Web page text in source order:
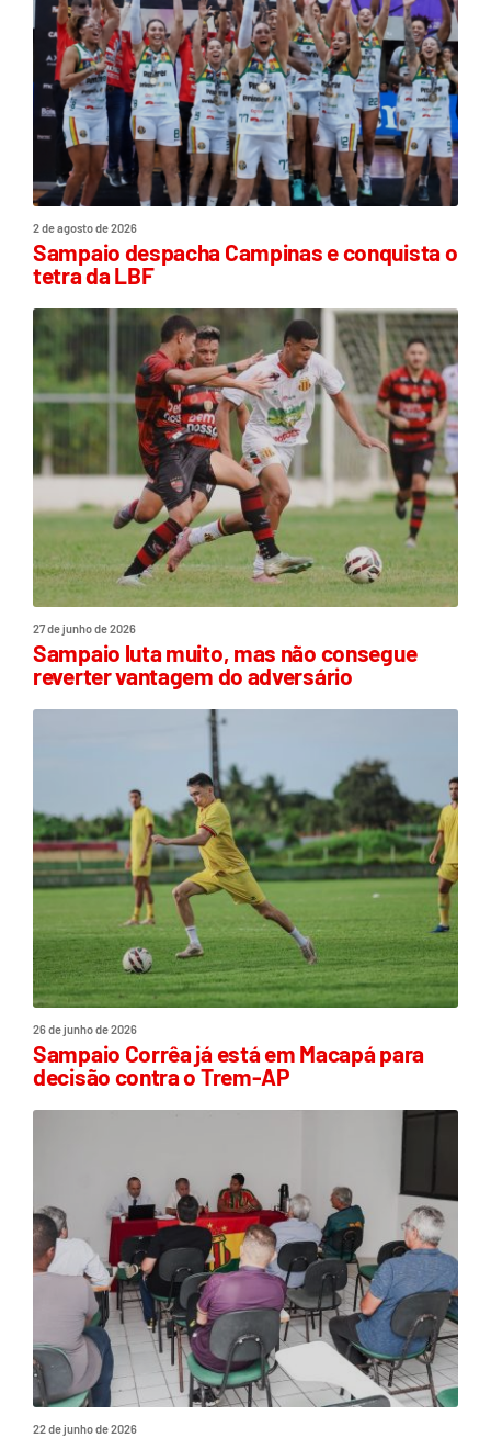
2 de agosto de 2026
Sampaio despacha Campinas e conquista o
tetra da LBF
27 de junho de 2026
Sampaio luta muito, mas não consegue
reverter vantagem do adversário
26 de junho de 2026
Sampaio Corrêa já está em Macapá para
decisão contra o Trem-AP
22 de junho de 2026